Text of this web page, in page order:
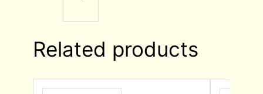
Related products